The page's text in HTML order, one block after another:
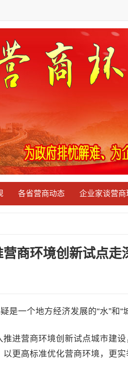
各省营商动态 企业家谈营商
商环境创新试点走
是一个地方经济发展的“水”和“城
营商环境创新试点城市建设
更高标准优化营商环境，更